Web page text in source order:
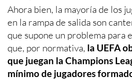
Ahora bien, la mayoría de los
en la rampa de salida son
que supone un problema para
que, por normativa, la UEFA
que juegan la Champions
mínimo de jugadores